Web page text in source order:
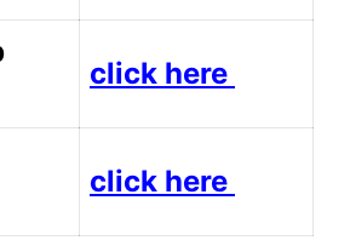
click here
click here